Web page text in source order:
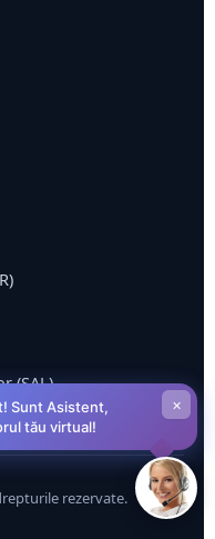
(SAL)
rezervate.
Sunt Asistent,
tău virtual!
×